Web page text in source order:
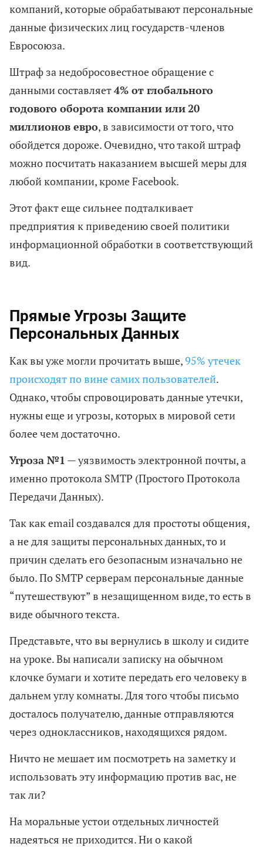
компаний, которые обрабатывают персональные
данные физических лиц государств-членов
Евросоюза.
Штраф за недобросовестное обращение с
данными составляет4% от глобального
годового оборота компании или20
миллионов евро, в зависимости от того, что
обойдется дороже. Очевидно, что такой штраф
можно посчитать наказанием высшей меры для
любой компании, кроме Facebook.
Этот факт еще сильнее подталкивает
предприятия к приведению своей политики
информационной обработки в соответствующий
вид.
Прямые Угрозы Защите
Персональных Данных
Как вы уже могли прочитать выше,95% утечек
происходят по вине самих пользователей.
Однако, чтобы спровоцировать данные утечки,
нужны еще и угрозы, которых в мировой сети
более чем достаточно.
Угроза №1 — уязвимость электронной почты, а
именно протокола SMTP (Простого Протокола
Передачи Данных).
Так как email создавался для простоты общения,
а не для защиты персональных данных, то и
причин сделать его безопасным изначально не
было. По SMTP серверам персональные данные
“путешествуют” в незащищенном виде, то есть в
виде обычного текста.
Представьте, что вы вернулись в школу и сидите
на уроке. Вы написали записку на обычном
клочке бумаги и хотите передать его человеку в
дальнем углу комнаты. Для того чтобы письмо
досталось получателю, данные отправляются
через одноклассников, находящихся рядом.
Ничто не мешает им посмотреть на заметку и
использовать эту информацию против вас, не
так ли?
На моральные устои отдельных личностей
надеяться не приходится. Ни о какой